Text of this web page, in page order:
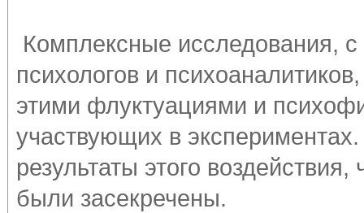
Комплексные исследования,
психологов и
этими флуктуациями и
участвующих в
результаты этого
были засекречены.